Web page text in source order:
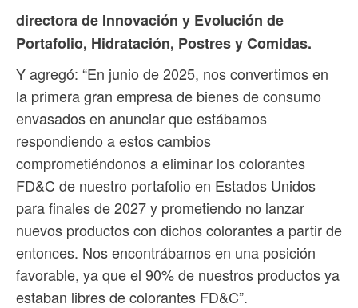
directora de Innovación y Evolución de
Portafolio, Hidratación, Postres y Comidas.
Y agregó: “En junio de 2025, nos convertimos en
la primera gran empresa de bienes de consumo
envasados ​​en anunciar que estábamos
respondiendo a estos cambios
comprometiéndonos a eliminar los colorantes
FD&C de nuestro portafolio en Estados Unidos
para finales de 2027 y prometiendo no lanzar
nuevos productos con dichos colorantes a partir de
entonces. Nos encontrábamos en una posición
favorable, ya que el 90% de nuestros productos ya
estaban libres de colorantes FD&C”.